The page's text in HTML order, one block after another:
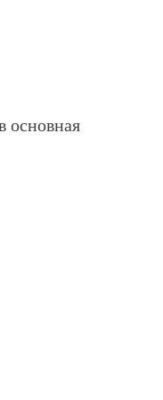
основная